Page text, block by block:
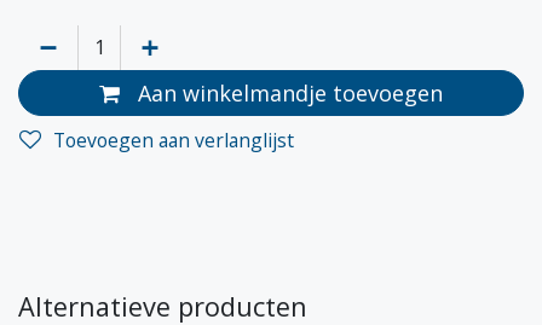
Aan winkelmandje toevoegen
Toevoegen aan verlanglijst
Alternatieve producten